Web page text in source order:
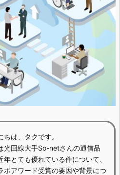
ちは、タクです。
光回線大手So-netさんの通信品
年とても優れている件について、
ボアワード受賞の要因や背景につ